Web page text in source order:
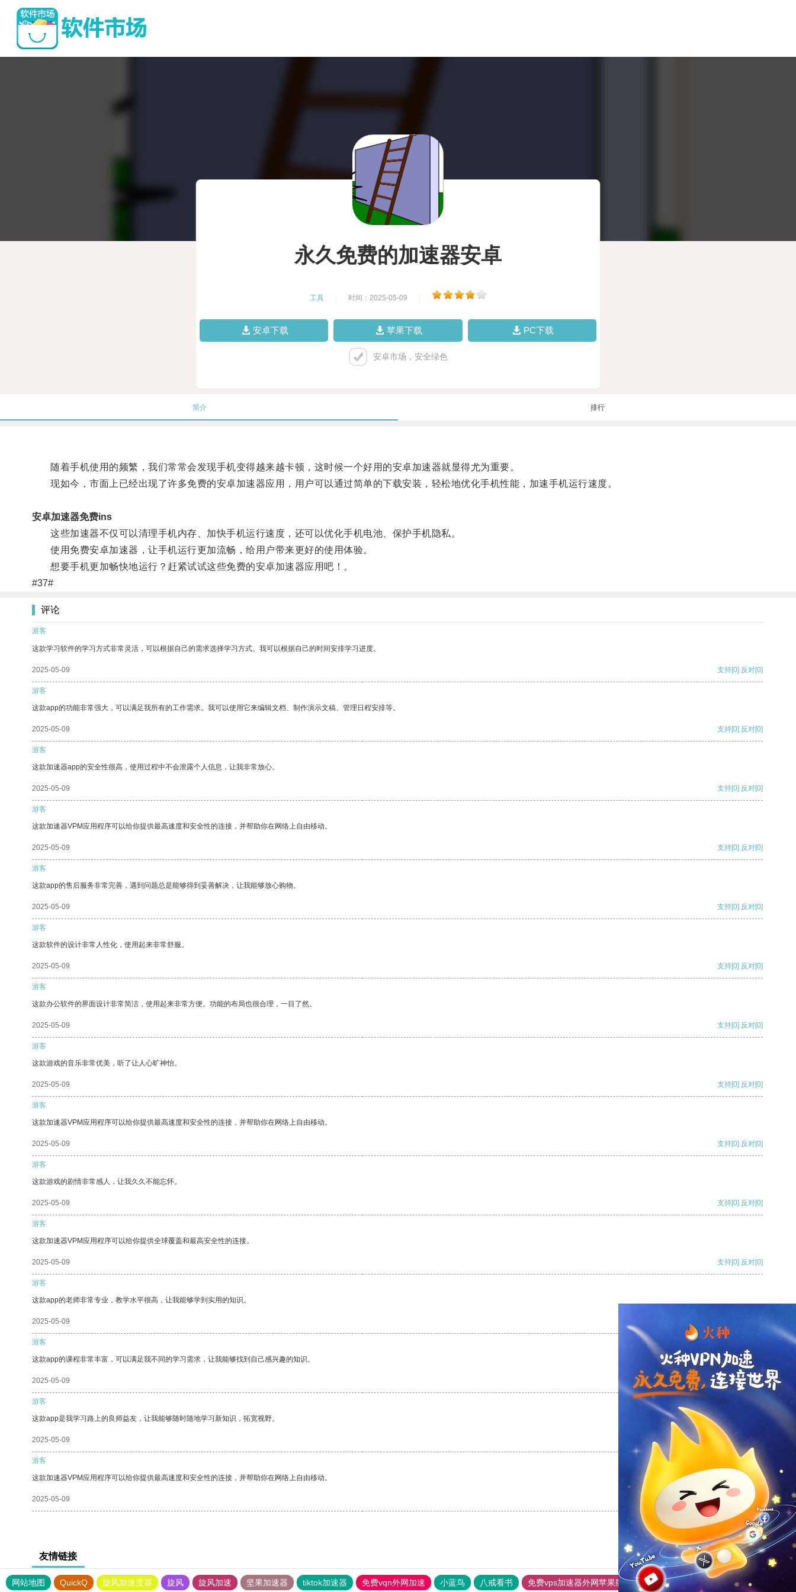
永久免费的加速器安卓
工具 时间：2025-05-09
安卓下载 苹果下载 PC下载
安卓市场，安全绿色
简介 排行
随着手机使用的频繁，我们常常会发现手机变得越来越卡顿，这时候一个好用的安卓加速器就显得尤为重要。
现如今，市面上已经出现了许多免费的安卓加速器应用，用户可以通过简单的下载安装，轻松地优化手机性能，加速手机运行速度。
安卓加速器免费ins
这些加速器不仅可以清理手机内存、加快手机运行速度，还可以优化手机电池、保护手机隐私。
使用免费安卓加速器，让手机运行更加流畅，给用户带来更好的使用体验。
想要手机更加畅快地运行？赶紧试试这些免费的安卓加速器应用吧！。
#37#
评论
游客
这款学习软件的学习方式非常灵活，可以根据自己的需求选择学习方式。我可以根据自己的时间安排学习进度。
2025-05-09 支持[0] 反对[0]
游客
这款app的功能非常强大，可以满足我所有的工作需求。我可以使用它来编辑文档、制作演示文稿、管理日程安排等。
2025-05-09 支持[0] 反对[0]
游客
这款加速器app的安全性很高，使用过程中不会泄露个人信息，让我非常放心。
2025-05-09 支持[0] 反对[0]
游客
这款加速器VPM应用程序可以给你提供最高速度和安全性的连接，并帮助你在网络上自由移动。
2025-05-09 支持[0] 反对[0]
游客
这款app的售后服务非常完善，遇到问题总是能够得到妥善解决，让我能够放心购物。
2025-05-09 支持[0] 反对[0]
游客
这款软件的设计非常人性化，使用起来非常舒服。
2025-05-09 支持[0] 反对[0]
游客
这款办公软件的界面设计非常简洁，使用起来非常方便。功能的布局也很合理，一目了然。
2025-05-09 支持[0] 反对[0]
游客
这款游戏的音乐非常优美，听了让人心旷神怡。
2025-05-09 支持[0] 反对[0]
游客
这款加速器VPM应用程序可以给你提供最高速度和安全性的连接，并帮助你在网络上自由移动。
2025-05-09 支持[0] 反对[0]
游客
这款游戏的剧情非常感人，让我久久不能忘怀。
2025-05-09 支持[0] 反对[0]
游客
这款加速器VPM应用程序可以给你提供全球覆盖和最高安全性的连接。
2025-05-09 支持[0] 反对[0]
游客
这款app的老师非常专业，教学水平很高，让我能够学到实用的知识。
2025-05-09
游客
这款app的课程非常丰富，可以满足我不同的学习需求，让我能够找到自己感兴趣的知识。
2025-05-09 支持 [0] 反对[0]
游客
这款app是我学习路上的良师益友，让我能够随时随地学习新知识，拓宽视野。
2025-05-09 支持[0] 反对
游客
这款加速器VPM应用程序可以给你提供最高速度和安全性的连接，并帮助你在网络上自由移动。
2025-05-09 支持[0] 反对[0]
友情链接
网站地图 QuickQ 旋风加速度器 旋风 旋风加速 坚果加速器 tiktok加速器 免费vqn外网加速 小蓝鸟 八戒看书 免费vps加速器外网苹果版 黑豹加速器 雷霆加器速